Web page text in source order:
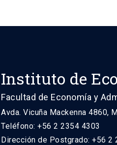
Instituto de
Facultad de Economía y
Avda. Vicuña Mackenna 4860,
Teléfono: +56 2 2354 4303
Dirección de Postgrado: +56 2